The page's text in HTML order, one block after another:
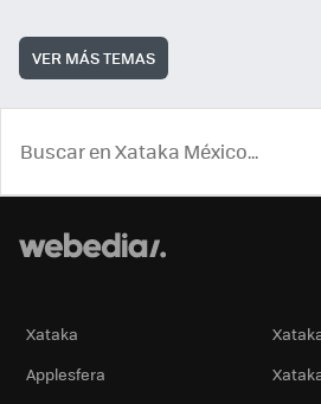
VER MÁS TEMAS
Xataka
Applesfera